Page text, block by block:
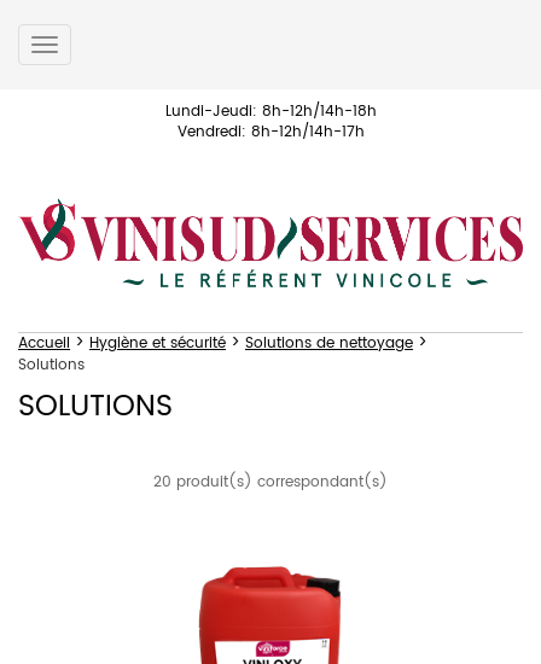
Toggle
navigation
Lundi-Jeudi: 8h-12h/14h-18h
Vendredi: 8h-12h/14h-17h
Accueil > Hygiène et sécurité > Solutions de nettoyage >
Solutions
SOLUTIONS
20 produit(s) correspondant(s)